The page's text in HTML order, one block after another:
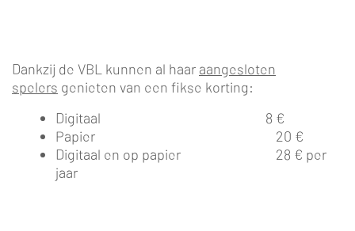
Dankzij de VBL kunnen al haar aangesloten
spelers genieten van een fikse korting:
Digitaal 8 €
Papier 20 €
Digitaal en op papier 28 € per
jaar